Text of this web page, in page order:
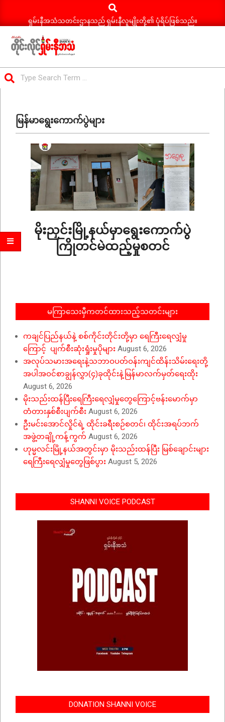
Search
ရှမ်းနီအသံသတင်းဌာနသည် ရှမ်းနီလူမျိုးတို့၏ ပုံရိပ်ဖြစ်သည်။
ရှမ်း
နီ
သတင်း
Menuမြန်မာရွေးကောက်ပွဲများ
မိုးညှင်းမြို့နယ်မှာရွေးကောက်ပွဲ
ကြိုတင်မဲထည့်မှုစတင်
မကြာသေးမှီကတင်ထားသည့်သတင်းများ
ကချင်ပြည်နယ်နဲ့ စစ်ကိုင်းတိုင်းတို့မှာ ရေကြီးရေလျှံမှု
ကြောင့် ပျက်စီးဆုံးရှုံးမှုပိုများ August 6, 2026
အလုပ်သမားအရေးနဲ့သဘာဝပတ်ဝန်းကျင်ထိန်းသိမ်းရေးတို့
အပါအဝင်စာချွန်လွှာ(၄)ခုထိုင်းနဲ့မြန်မာလက်မှတ်ရေးထိုး
August 6, 2026
မိုးသည်းထန်ပြီးရေကြီးရေလျှံမှုတွေကြောင့်ဗန်းမောက်မှာ
တံတားနှစ်စီးပျက်စီး August 6, 2026
ဦးမင်းအောင်လှိုင်ရဲ့ ထိုင်းခရီးစဉ်စတင်၊ ထိုင်းအရပ်ဘက်
အဖွဲ့တချို့ကန့်ကွက် August 6, 2026
ဟုမ္မလင်းမြို့နယ်အတွင်းမှာ မိုးသည်းထန်ပြီး မြစ်ချောင်းများ
ရေကြီးရေလျှံမှုတွေဖြစ်ပွား August 5, 2026
SHANNI VOICE PODCAST
DONATION SHANNI VOICE